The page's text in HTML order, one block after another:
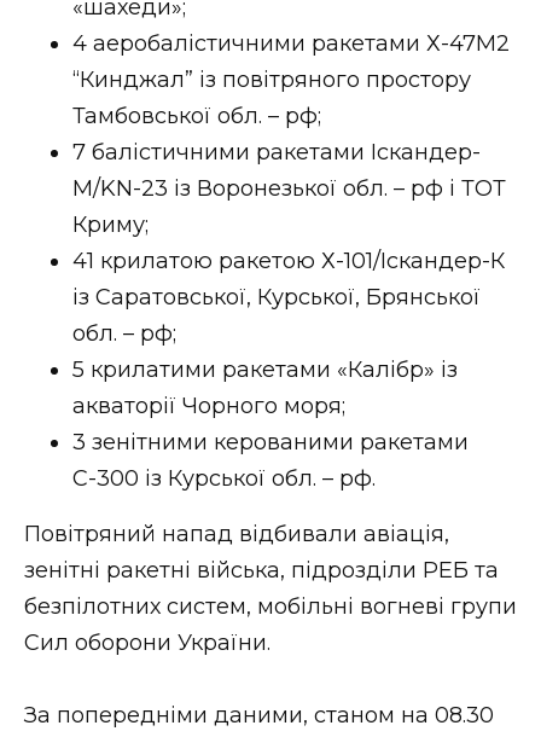
ФОТО
ВІДЕО
«шахеди»;
4 аеробалістичними ракетами Х-47М2
“Кинджал” із повітряного простору
Тамбовської обл. – рф;
7 балістичними ракетами Іскандер-
М/KN-23 із Воронезької обл. – рф і ТОТ
Криму;
41 крилатою ракетою Х-101/Іскандер-К
із Саратовської, Курської, Брянської
обл. – рф;
5 крилатими ракетами «Калібр» із
акваторії Чорного моря;
3 зенітними керованими ракетами
С-300 із Курської обл. – рф.
Повітряний напад відбивали авіація,
зенітні ракетні війська, підрозділи РЕБ та
безпілотних систем, мобільні вогневі групи
Сил оборони України.
За попередніми даними, станом на 08.30